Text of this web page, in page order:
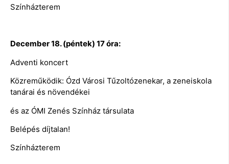
Színházterem
December 18. (péntek) 17 óra:
Adventi koncert
Közreműködik: Ózd Városi Tűzoltózenekar, a zeneiskola
tanárai és növendékei
és az ÓMI Zenés Színház társulata
Belépés díjtalan!
Színházterem